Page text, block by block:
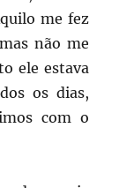
me fez
não me
ele estava
os dias,
com o